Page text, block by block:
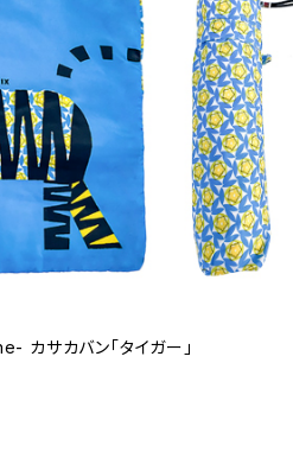
カサカバン「タイガー」